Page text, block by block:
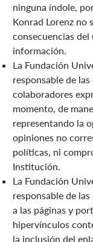
ninguna índole,
Konrad Lorenz no
consecuencias del
información.
La Fundación
responsable de
colaboradores
momento, de
representando la
opiniones no
políticas, ni
Institución.
La Fundación
responsable de
a las páginas y
hipervínculos
la inclusión del